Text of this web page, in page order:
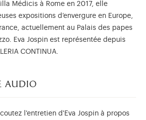
Médicis à Rome en 2017, elle
expositions d’envergure en Europe,
actuellement au Palais des papes
Eva Jospin est représentée depuis
CONTINUA.
audio
l'entretien d'Eva Jospin à propos